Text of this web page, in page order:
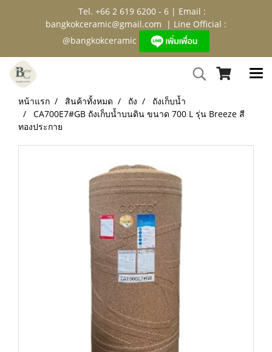
Tel. +66 2 619 6200 - 6 | Email :
bangkokceramic@gmail.com | Line Official :
@bangkokceramic
หน้าแรก สินค้าทั้งหมด ถัง
ถังเก็บน้ำ
CA700E7#GB ถังเก็บน้ำบนดิน ขนาด 700 L รุ่น Breeze สี
ทองประกาย